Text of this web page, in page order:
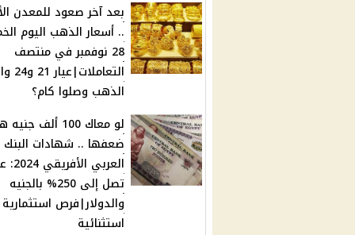
بعد آخر صعود للمعدن
.. أسعار الذهب اليوم
28 نوفمبر في منتصف
الذهب وصلوا كام؟
لو معاك 100 ألف
ضعفها .. شهادات البنك
العربي
تصل إلى 250% بالجنيه
والدولار|فرص استثمارية
استثنائية